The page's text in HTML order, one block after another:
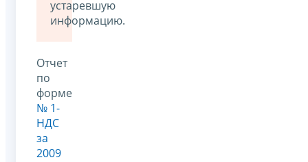
устаревшую
информацию.
Отчет
по
форме
№ 1-
НДС
за
2009